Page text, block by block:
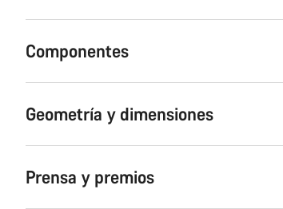
Componentes
Geometría y dimensiones
Prensa y premios